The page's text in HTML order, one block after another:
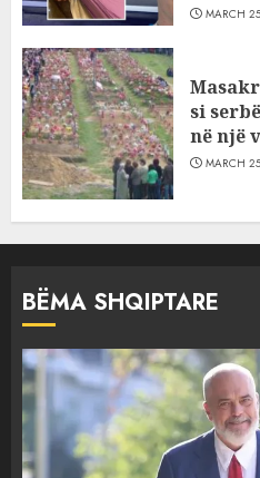
MARCH
si
në një
MARCH
BËMA SHQIPTARE